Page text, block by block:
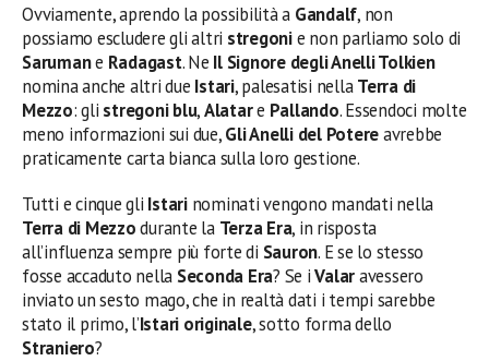
Ovviamente, aprendo la possibilità a Gandalf, non
possiamo escludere gli altri stregonie non parliamo solo di
Sarumane Radagast. Ne Il Signore degli Anelli Tolkien
nomina anche altri due Istari, palesatisi nellaTerra di
Mezzo: gli stregoni blu,Alatare Pallando. Essendoci molte
meno informazioni sui due,Gli Anelli del Potereavrebbe
praticamente carta bianca sulla loro gestione.
Tutti e cinque gli Istarinominati vengono mandati nella
Terra di Mezzodurante la Terza Era, in risposta
all’influenza sempre più forte di Sauron. E se lo stesso
fosse accaduto nella Seconda Era? Se iValaravessero
inviato un sesto mago, che in realtà dati i tempi sarebbe
stato il primo, l’Istari originale, sotto forma dello
Straniero?